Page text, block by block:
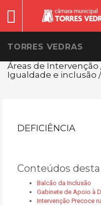
TORRES VEDRAS
Áreas de Intervenção
Igualdade e inclusão
DEFICIÊNCIA
Conteúdos
Balcão da Inclusão
Gabinete de Apoio à
Intervenção Precoce